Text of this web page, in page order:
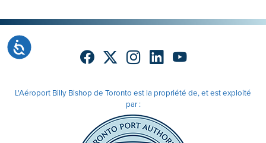
Accessibilité
L'Aéroport Billy Bishop de Toronto est la propriété de, et est exploité
par :